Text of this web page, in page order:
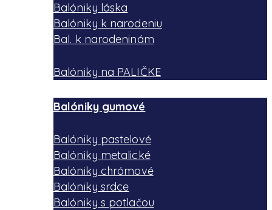
Balóniky láska
Balóniky k narodeniu
Bal. k narodeninám
Balóniky na PALIČKE
Balóniky gumové
Balóniky pastelové
Balóniky metalické
Balóniky chrómové
Balóniky srdce
Balóniky s potlačou